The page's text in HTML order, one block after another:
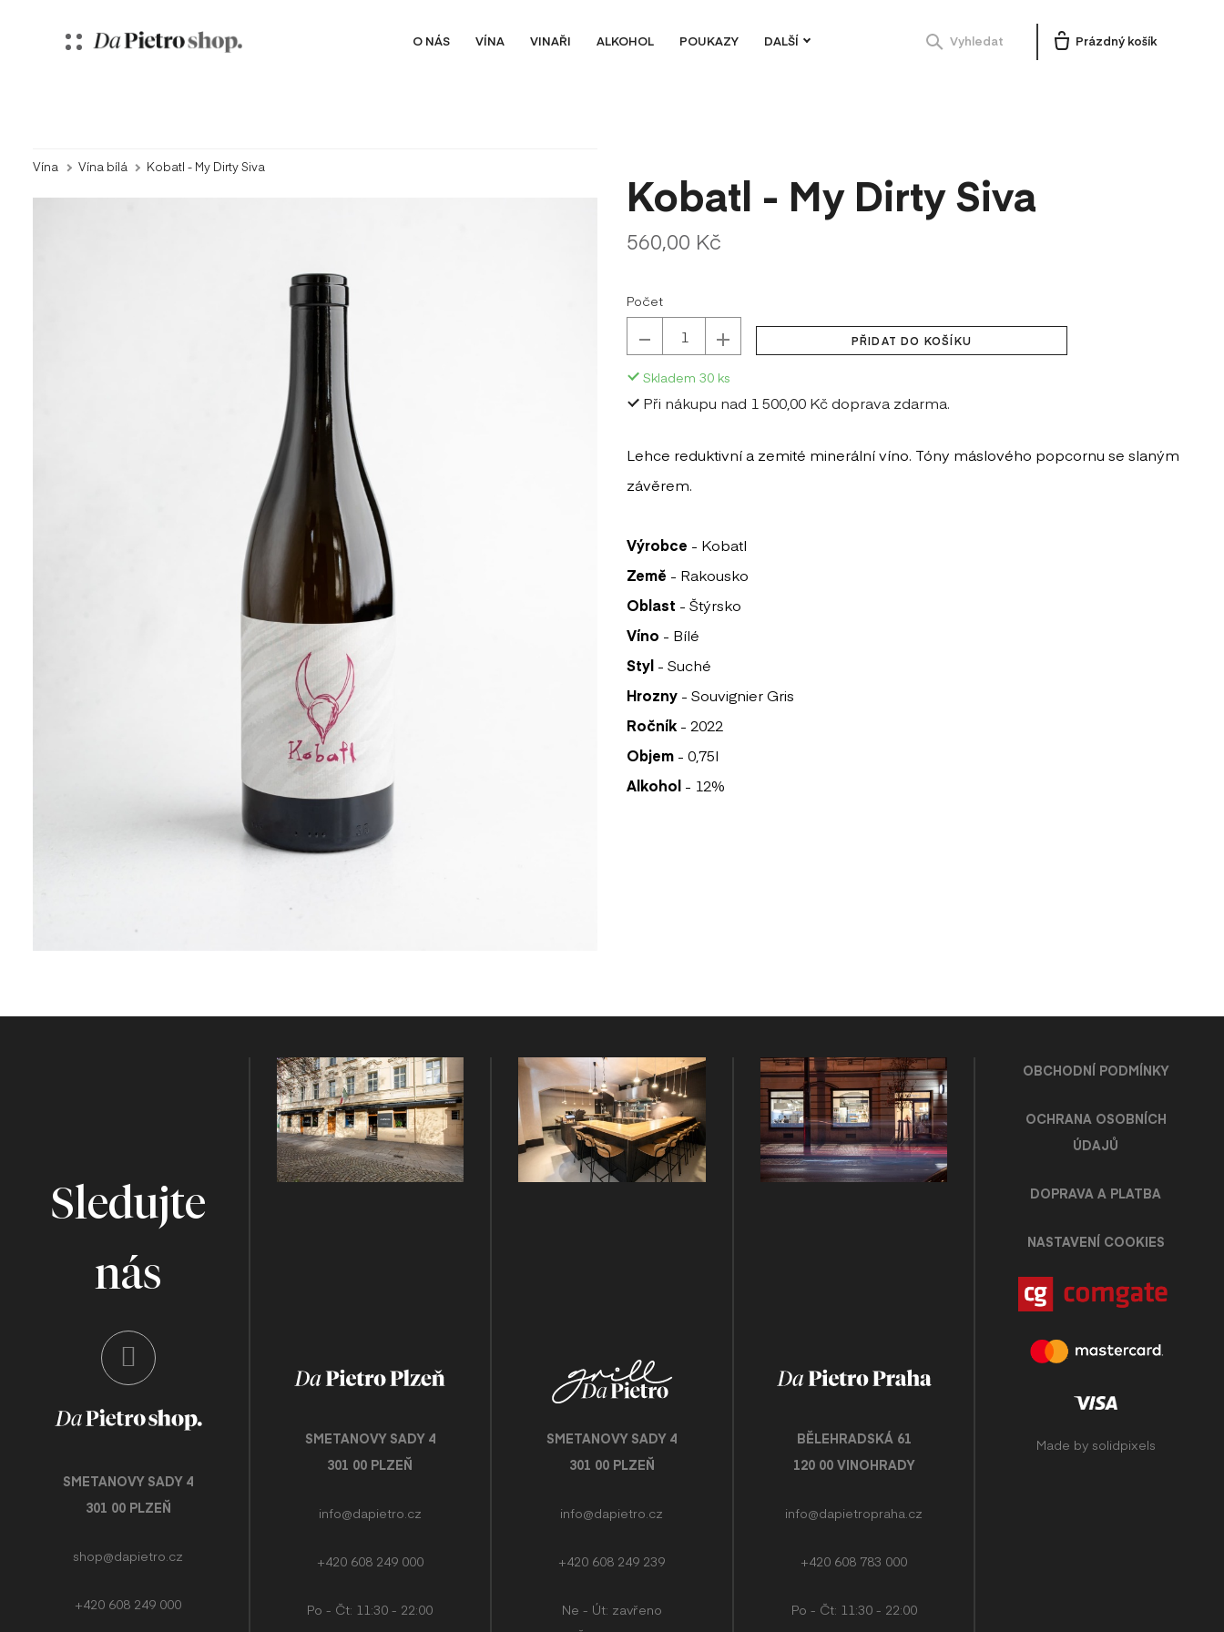
O NÁS VÍNA VINAŘI ALKOHOL POUKAZY DALŠÍ Vyhledat Prázdný košík
Vína Vína bílá Kobatl - My Dirty Siva
Kobatl - My Dirty Siva
Cena:
560,00 Kč
Počet
PŘIDAT DO KOŠÍKU
Skladem 30 ks
Při nákupu nad 1 500,00 Kč doprava zdarma.
Lehce reduktivní a zemité minerální víno. Tóny máslového popcornu se slaným
závěrem.
Výrobce - Kobatl
Země - Rakousko
Oblast - Štýrsko
Víno - Bílé
Styl - Suché
Hrozny - Souvignier Gris
Ročník - 2022
Objem - 0,75l
Alkohol - 12%
Sledujte
nás
SMETANOVY SADY 4
301 00 PLZEŇ
shop@dapietro.cz
+420 608 249 000
SMETANOVY SADY 4
301 00 PLZEŇ
info@dapietro.cz
+420 608 249 000
Po - Čt: 11:30 - 22:00
SMETANOVY SADY 4
301 00 PLZEŇ
info@dapietro.cz
+420 608 249 239
Ne - Út: zavřeno
BĚLEHRADSKÁ 61
120 00 VINOHRADY
info@dapietropraha.cz
+420 608 783 000
Po - Čt: 11:30 - 22:00
OBCHODNÍ PODMÍNKY
OCHRANA OSOBNÍCH
ÚDAJŮ
DOPRAVA A PLATBA
NASTAVENÍ COOKIES
Made by solidpixels